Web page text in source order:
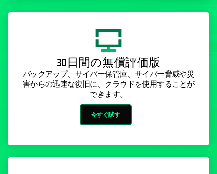
30日間の無償評価版
バックアップ、サイバー保管庫、サイバー脅威や災
害からの迅速な復旧に、クラウドを使用することが
できます。
今すぐ試す